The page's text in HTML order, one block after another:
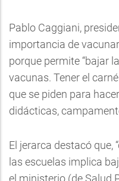
Pablo Caggiani,
importancia de
porque permite “bajar
vacunas. Tener el
que se piden para
didácticas,
El jerarca destacó que,
las escuelas implica
el ministerio (de Salud